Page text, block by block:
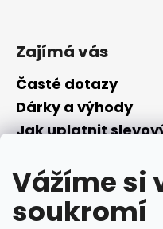
Vážíme si
soukromí
Zajímá vás
Časté dotazy
Dárky a výhody
Jak uplatnit
Převodník parfémů
Parfémový